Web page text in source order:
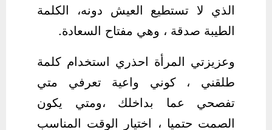
الذي لا تستطيع العيش دونه، الكلمة
الطيبة صدقة ، وهي مفتاح السعادة.
وعزيزتي المرأة احذري استخدام كلمة
طلقني ، كوني واعية تعرفي متي
تفصحي عما بداخلك ،ومتي يكون
الصمت حتميا ، اختيار الوقت المناسب